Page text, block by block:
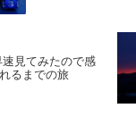
速見てみたので感
るまでの旅